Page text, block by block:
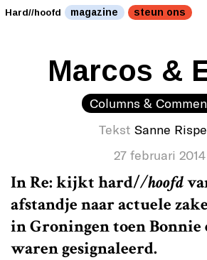
Hard//hoofd magazine steun ons
Marcos &
Columns &
Tekst Sanne
27 februari 2014
In Re: kijkthard//hoofd
afstandje naar actuele
in Groningen toen Bonnie
waren gesignaleerd.